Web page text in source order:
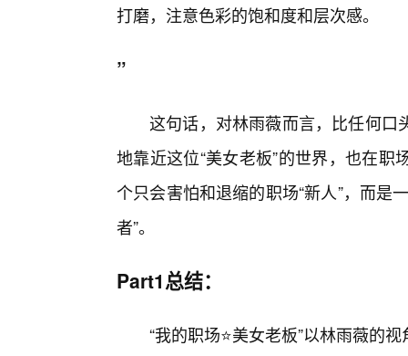
打磨，注意色彩的饱和度和层次感。
”
这句话，对林雨薇而言，比任何口
地靠近这位“美女老板”的世界，也在
个只会害怕和退缩的职场“新人”，而是
者”。
Part1总结：
“我的职场⭐美女老板”以林雨薇的